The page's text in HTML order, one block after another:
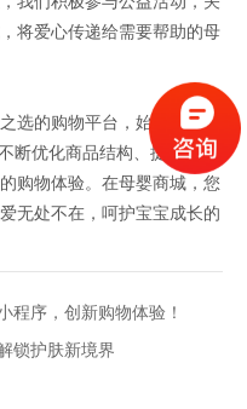
将爱心传递给需要帮助的母
选的购物平台，始终秉
断优化商品结构、提升服务
购物体验。在母婴商城，您
无处不在，呵护宝宝成长的
程序，创新购物体验！
锁护肤新境界